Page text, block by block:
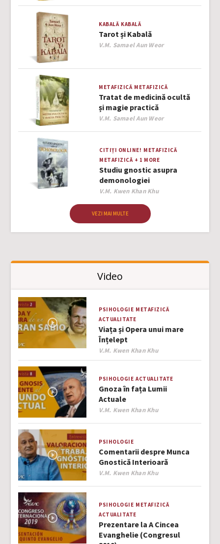
KABALĂ KABALĂ
Tarot și Kabală
Author
V.M. Samael Aun Weor
METAFIZICĂ METAFIZICĂ
Tratat de medicină ocultă
și magie practică
Author
V.M. Samael Aun Weor
CITIȚI ONLINE! METAFIZICĂ
METAFIZICĂ + 1 MORE
Studiu gnostic asupra
demonologiei
Author
V.M. Kwen Khan Khu
VEZI MAI MULTE
Video
PSIHOLOGIE METAFIZICĂ
ACTUALITATE
Viața și Opera unui mare
Înțelept
Author
V.M. Kwen Khan Khu
PSIHOLOGIE ACTUALITATE
Gnoza în fața Lumii
Actuale
Author
V.M. Kwen Khan Khu
PSIHOLOGIE
Comentarii despre Munca
Gnostică Interioară
Author
V.M. Kwen Khan Khu
PSIHOLOGIE METAFIZICĂ
ACTUALITATE
Prezentare la A Cincea
Evanghelie (Congresul